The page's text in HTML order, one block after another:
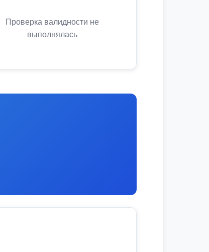
Проверка валидности не
выполнялась